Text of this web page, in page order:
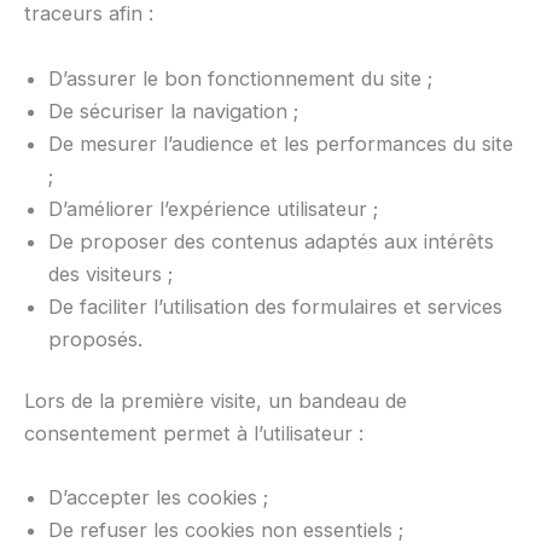
traceurs afin :
D’assurer le bon fonctionnement du site ;
De sécuriser la navigation ;
De mesurer l’audience et les performances du site
;
D’améliorer l’expérience utilisateur ;
De proposer des contenus adaptés aux intérêts
des visiteurs ;
De faciliter l’utilisation des formulaires et services
proposés.
Lors de la première visite, un bandeau de
consentement permet à l’utilisateur :
D’accepter les cookies ;
De refuser les cookies non essentiels ;